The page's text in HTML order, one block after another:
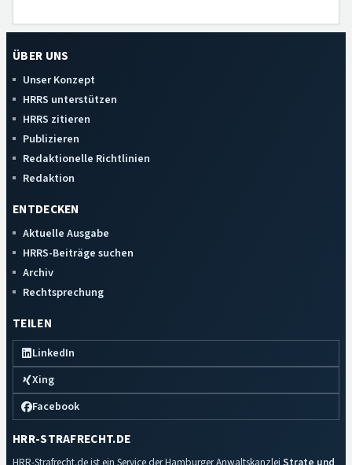
ÜBER UNS
Unser Konzept
HRRS unterstützen
HRRS zitieren
Publizieren
Redaktionelle Richtlinien
Redaktion
ENTDECKEN
Aktuelle Ausgabe
HRRS-Beiträge suchen
Archiv
Rechtsprechung
TEILEN
LinkedIn
Xing
Facebook
HRR-STRAFRECHT.DE